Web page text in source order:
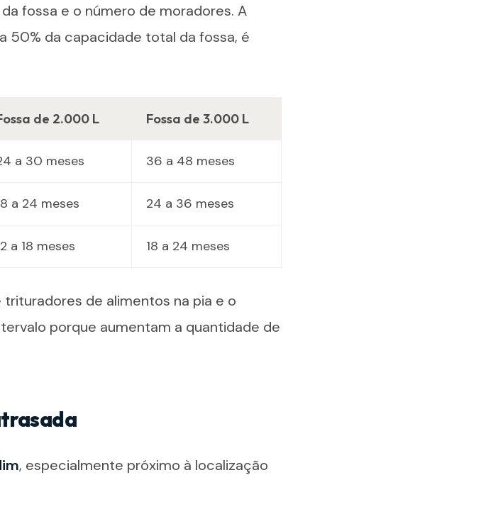
fossa e o número de moradores. A
50% da capacidade total da fossa, é
de 2.000 L Fossa de 3.000 L
a 30 meses 36 a 48 meses
a 24 meses 24 a 36 meses
a 18 meses 18 a 24 meses
de alimentos na pia e o
porque aumentam a quantidade de
, especialmente próximo à localização